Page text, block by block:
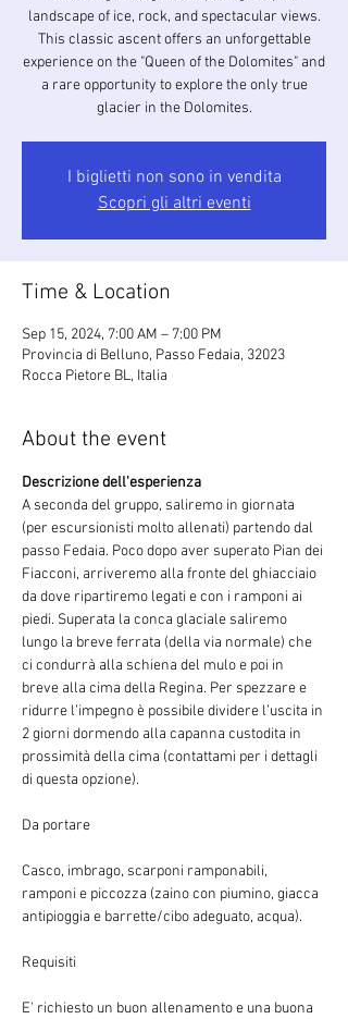
landscape of ice, rock, and spectacular views.
This classic ascent offers an unforgettable
experience on the "Queen of the Dolomites" and
a rare opportunity to explore the only true
glacier in the Dolomites.
I biglietti non sono in vendita
Scopri gli altri eventi
Time & Location
Sep 15, 2024, 7:00 AM – 7:00 PM
Provincia di Belluno, Passo Fedaia, 32023
Rocca Pietore BL, Italia
About the event
Descrizione dell'esperienza
A seconda del gruppo, saliremo in giornata
(per escursionisti molto allenati) partendo dal
passo Fedaia. Poco dopo aver superato Pian dei
Fiacconi, arriveremo alla fronte del ghiacciaio
da dove ripartiremo legati e con i ramponi ai
piedi. Superata la conca glaciale saliremo
lungo la breve ferrata (della via normale) che
ci condurrà alla schiena del mulo e poi in
breve alla cima della Regina. Per spezzare e
ridurre l’impegno è possibile dividere l’uscita in
2 giorni dormendo alla capanna custodita in
prossimità della cima (contattami per i dettagli
di questa opzione).
Casco, imbrago, scarponi ramponabili,
ramponi e piccozza (zaino con piumino, giacca
antipioggia e barrette/cibo adeguato, acqua).
E' richiesto un buon allenamento e una buona